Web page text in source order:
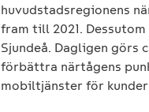
huvudstadsregionens
fram till 2021.
Sjundeå. Dagligen görs
förbättra närtågens
mobiltjänster för